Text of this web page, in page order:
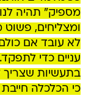
מספיק" תהיה
ומצליחים, פשוט
לא עובד אם
עניים כדי
בתעשיות שצריך
כי הכלכלה